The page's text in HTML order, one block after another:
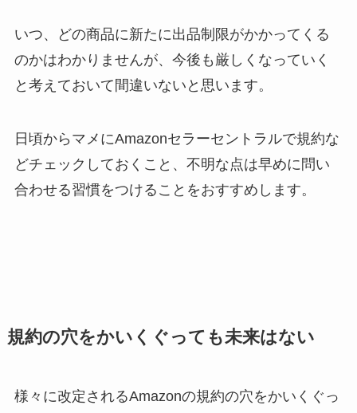
いつ、どの商品に新たに出品制限がかかってくる
のかはわかりませんが、今後も厳しくなっていく
と考えておいて間違いないと思います。
日頃からマメにAmazonセラーセントラルで規約な
どチェックしておくこと、不明な点は早めに問い
合わせる習慣をつけることをおすすめします。
規約の穴をかいくぐっても未来はない
様々に改定されるAmazonの規約の穴をかいくぐっ